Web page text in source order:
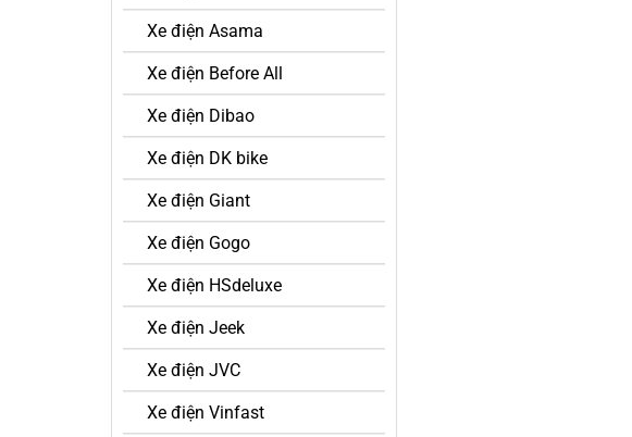
Xe điện Asama
Xe điện Before All
Xe điện Dibao
Xe điện DK bike
Xe điện Giant
Xe điện Gogo
Xe điện HSdeluxe
Xe điện Jeek
Xe điện JVC
Xe điện Vinfast